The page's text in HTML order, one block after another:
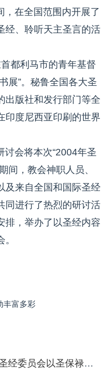
，在全国范围内开展了
经、聆听天主圣言的活
都利马市的青年基督
展”。秘鲁全国各大圣
出版社和发行部门等全
印度尼西亚印刷的世界
会将本次“2004年圣
间，教会神职人员、
及来自全国和国际圣经
同进行了热烈的研讨活
排，举办了以圣经内容
丰富多彩
印度尼西亚：东部教区圣经委员会以圣保禄为圣经月主题